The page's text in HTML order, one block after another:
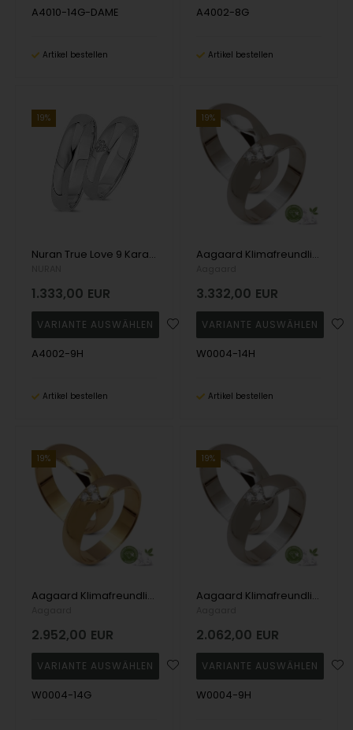
A4010-14G-DAME
Artikel bestellen
A4002-8G
Artikel bestellen
19%
Nuran True Love 9 Karat Weißgold Trauringe mit 0,03 Karat Diamanten Wesselton Sieb in Herz
1.333,00 EUR
A4002-9H
Artikel bestellen
19%
Aagaard Klimafreundliche Diamanten 14 Karat Weißgold Trauringe mit 3 x 0,03 Karat Diamanten, insgesamt 0,09 Karat
3.332,00 EUR
W0004-14H
Artikel bestellen
19%
Aagaard Klimafreundliche Diamanten 14 Karat Gelbgold Trauringe mit 3 x 0,03 Karat Diamanten, insgesamt 0,09 Karat
2.952,00 EUR
W0004-14G
19%
Aagaard Klimafreundliche Diamanten 9 Karat Weißgold Trauringe mit 3 x 0,03 Karat Diamanten, insgesamt 0,09 Karat
2.062,00 EUR
W0004-9H